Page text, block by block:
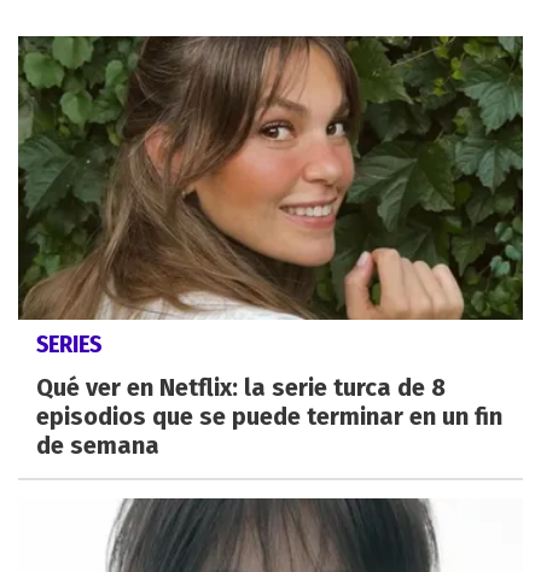
SERIES
Qué ver en Netflix: la serie turca de 8
episodios que se puede terminar en un fin
de semana